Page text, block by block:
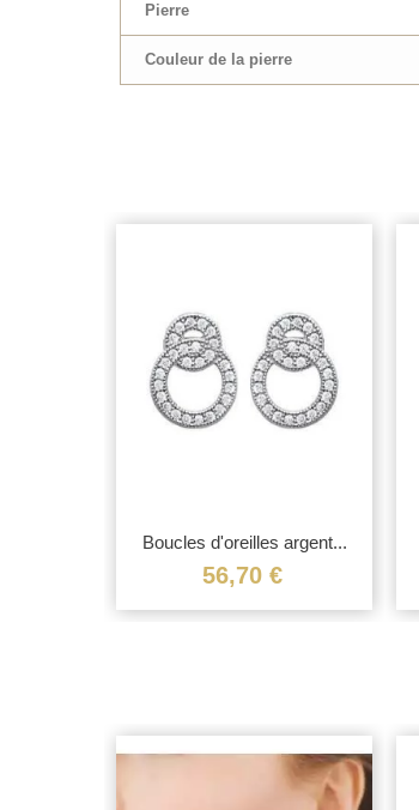
Pierre
Couleur de la pierre
Boucles d'oreilles argent...
56,70 €